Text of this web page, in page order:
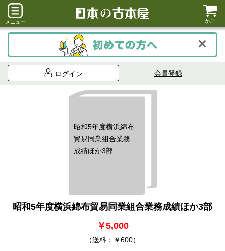
メニュー かご
ログイン 会員登録
昭和5年度横浜綿布
貿易同業組合業務
成績ほか3部
昭和5年度横浜綿布貿易同業組合業務成績ほか3部
￥5,000
（送料：￥600）